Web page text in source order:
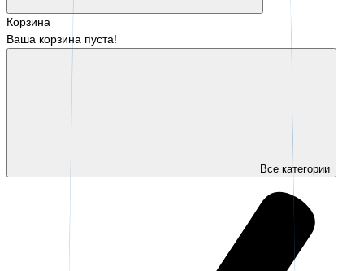
Корзина
Ваша корзина пуста!
Все категории